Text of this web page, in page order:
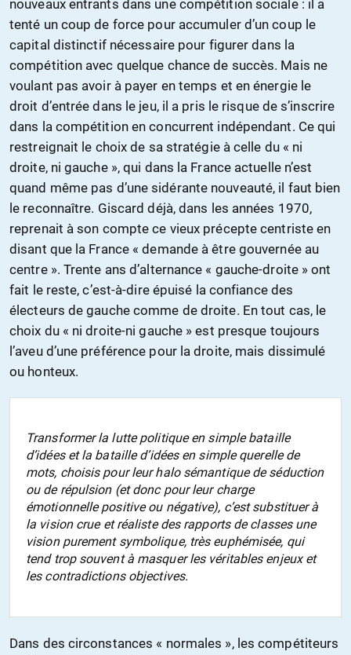
nouveaux entrants dans une compétition sociale : il a
tenté un coup de force pour accumuler d’un coup le
capital distinctif nécessaire pour figurer dans la
compétition avec quelque chance de succès. Mais ne
voulant pas avoir à payer en temps et en énergie le
droit d’entrée dans le jeu, il a pris le risque de s’inscrire
dans la compétition en concurrent indépendant. Ce qui
restreignait le choix de sa stratégie à celle du « ni
droite, ni gauche », qui dans la France actuelle n’est
quand même pas d’une sidérante nouveauté, il faut bien
le reconnaître. Giscard déjà, dans les années 1970,
reprenait à son compte ce vieux précepte centriste en
disant que la France « demande à être gouvernée au
centre ». Trente ans d’alternance « gauche-droite » ont
fait le reste, c’est-à-dire épuisé la confiance des
électeurs de gauche comme de droite. En tout cas, le
choix du « ni droite-ni gauche » est presque toujours
l’aveu d’une préférence pour la droite, mais dissimulé
ou honteux.
Transformer la lutte politique en simple bataille
d’idées et la bataille d’idées en simple querelle de
mots, choisis pour leur halo sémantique de séduction
ou de répulsion (et donc pour leur charge
émotionnelle positive ou négative), c’est substituer à
la vision crue et réaliste des rapports de classes une
vision purement symbolique, très euphémisée, qui
tend trop souvent à masquer les véritables enjeux et
les contradictions objectives.
Dans des circonstances « normales », les compétiteurs